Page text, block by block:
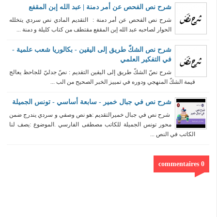
شرح نص الفحص عن أمر دمنة | عبد الله إبن المقفع
شرح نص الفحص عن أمر دمنة : التقديم المادي نص سردي يتخلله
الحوار لصاحبه عبد الله إبن المقفع مقتطف من كتاب كليلة و دمنة ...
شرح نص الشكّ طريق إلى اليقين - بكالوريا شعب علمية -
في التفكير العلمي
شرح نصّ الشكّ طريق إلى اليقين التقديم : نصّ جدليّ للجاحظ يعالج
قيمة الشكّ المنهجي ودوره في تمييز الخبر الصحيح من الب ...
شرح نص في جبال خمير - سابعة أساسي - تونس الجميلة
شرح نص في جبال خميرالتقديم :هو نص وصفي و سردي يندرج ضمن
محور تونس الجميلة للكاتب مصطفى الفارسي .الموضوع :يصف لنا
الكاتب في النص ...
0 commentaires